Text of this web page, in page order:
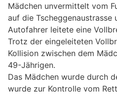
Mädchen unvermittelt vom
auf die Tscheggenaustrasse
Autofahrer leitete eine
Trotz der eingeleiteten
Kollision zwischen dem
49-Jährigen.
Das Mädchen wurde durch
wurde zur Kontrolle vom